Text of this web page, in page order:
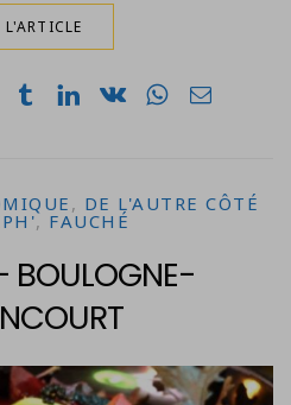
L'ARTICLE
, DE L'AUTRE CÔTÉ
, FAUCHÉ
BOULOGNE-